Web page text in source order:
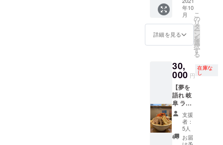
ウント
が食べ
放題
PASSに
なりま
す。
時にお
見せく
ださ
い。
は別途
購入を
お願い
す。 ※
このリ
のみ使
用可能
です。
他人
に譲渡
するこ
とはで
きませ
ん。
※DREA
食べ放
題とな
りま
麺増
し・肉
ラーメ
ンにつ
きまし
ては
差額を
お支払
いくだ
さい。
※トッピ
ング等
交通費
(1人分)
は別途
くださ
い。 ※
は購入
後にご
相談の
上で決
定。 ※
おおよ
そ５時
間程度
をイ
メージ
そんな
土壌を
一緒に
作り上
げてい
DREAM
SPARK
想いや
世界観
に共感
してい
ただ
き、開
拓して
下さる
【DRE
AMSPA
RKの原
野を開
拓する
年間
ラーメ
ンが食
べ放題
になる
夢の限
定リ
ターン
です。
『月７
年10
月
詳細を見る
こ
の
リ
タ
ー
ン
を
選
択
す
る
30,
000 円
在庫な
し
【夢を
語れ 岐
阜 ラー
メン半
年間食
べ放
題】
支援
者：
5人
お届